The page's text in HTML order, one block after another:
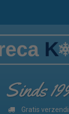
Sinds
Gratis